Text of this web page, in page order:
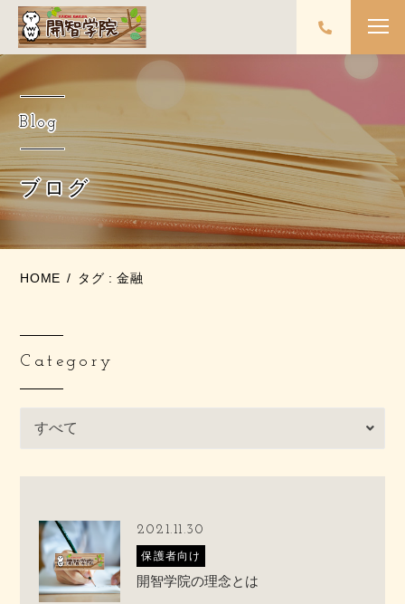
Blog
ブログ
HOME タグ : 金融
2021.11.30
保護者向け
開智学院の理念とは
Category